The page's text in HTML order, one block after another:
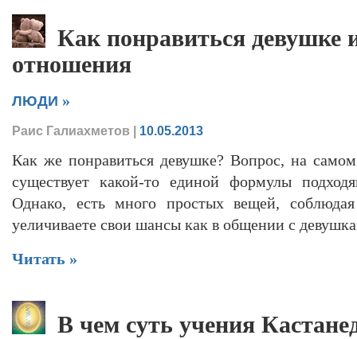
Как понравиться девушке
отношения
ЛЮДИ »
Раис Галиахметов | 10.05.2013
Как же понравиться девушке? Вопрос, на
существует какой-то единой формулы
Однако, есть много простых вещей,
уеличиваете свои шансы как в общении с
Читать »
В чем суть учения